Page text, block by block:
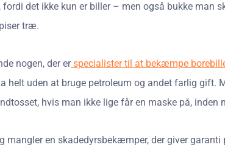
, fordi det ikke kun er biller – men også bukke man
træ.
nogen, der erspecialister til at bekæmpe
helt uden at bruge petroleum og andet farlig
hvis man ikke lige får en maske på, inden
mangler en skadedyrsbekæmper, der giver